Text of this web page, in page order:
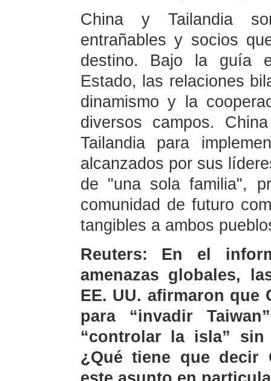
China y Tailandia
entrañables y socios
destino. Bajo la guía
Estado, las relaciones
dinamismo y la
diversos campos.
Tailandia para
alcanzados por sus
de "una sola familia",
comunidad de futuro
tangibles a ambos
Reuters: En el
amenazas globales,
EE. UU. afirmaron que
para “invadir
“controlar la isla”
¿Qué tiene que decir